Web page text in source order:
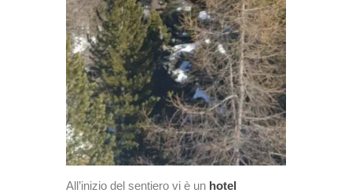
All’inizio del sentiero vi è un hotel